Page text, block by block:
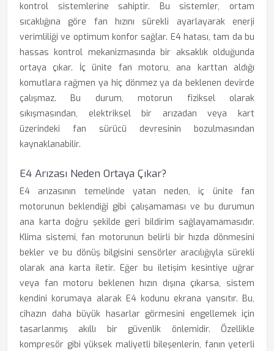
kontrol sistemlerine sahiptir. Bu sistemler, ortam
sıcaklığına göre fan hızını sürekli ayarlayarak enerji
verimliliği ve optimum konfor sağlar. E4 hatası, tam da bu
hassas kontrol mekanizmasında bir aksaklık olduğunda
ortaya çıkar. İç ünite fan motoru, ana karttan aldığı
komutlara rağmen ya hiç dönmez ya da beklenen devirde
çalışmaz. Bu durum, motorun fiziksel olarak
sıkışmasından, elektriksel bir arızadan veya kart
üzerindeki fan sürücü devresinin bozulmasından
kaynaklanabilir.
E4 Arızası Neden Ortaya Çıkar?
E4 arızasının temelinde yatan neden, iç ünite fan
motorunun beklendiği gibi çalışamaması ve bu durumun
ana karta doğru şekilde geri bildirim sağlayamamasıdır.
Klima sistemi, fan motorunun belirli bir hızda dönmesini
bekler ve bu dönüş bilgisini sensörler aracılığıyla sürekli
olarak ana karta iletir. Eğer bu iletişim kesintiye uğrar
veya fan motoru beklenen hızın dışına çıkarsa, sistem
kendini korumaya alarak E4 kodunu ekrana yansıtır. Bu,
cihazın daha büyük hasarlar görmesini engellemek için
tasarlanmış akıllı bir güvenlik önlemidir. Özellikle
kompresör gibi yüksek maliyetli bileşenlerin, fanın yeterli